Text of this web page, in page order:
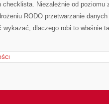
Niezależnie od poziomu
RODO przetwarzanie
wykazać, dlaczego robi to właśnie